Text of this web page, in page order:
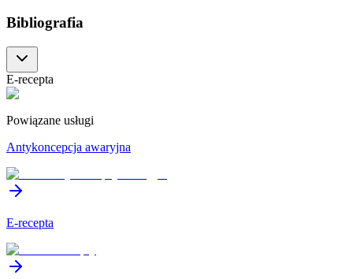
Bibliografia
E-recepta
Powiązane usługi
Antykoncepcja awaryjna
E-recepta